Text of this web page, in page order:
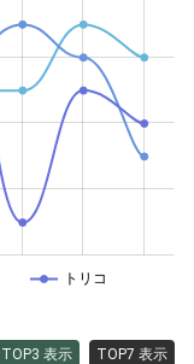
トリコ
TOP3 表示 TOP7 表示